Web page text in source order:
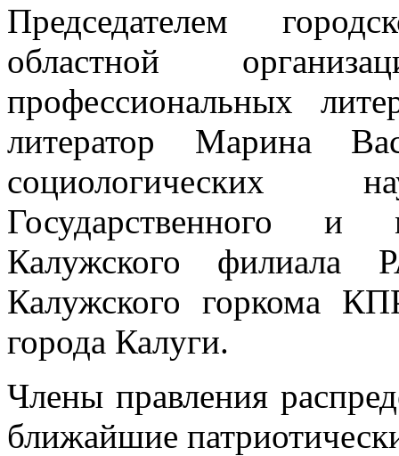
Председателем
областной
профессиональных
литератор Марина
Государственного и
Калужского филиала
Калужского горкома
города Калуги.
Члены правления
ближайшие